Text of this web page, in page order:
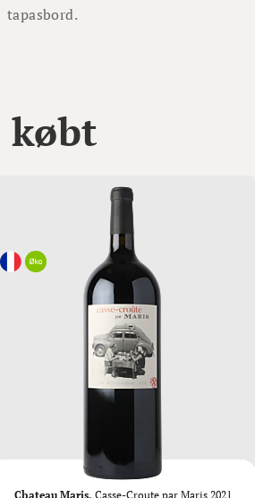
tapasbord.
købt
Chateau Maris, Casse-Croute par Maris 2021